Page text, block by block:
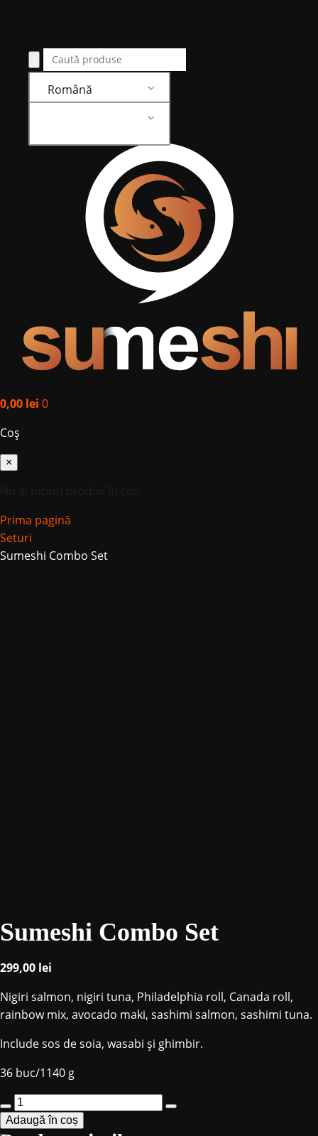
Română
0,00 lei 0
Coș
×
Prima pagină
Seturi
Sumeshi Combo Set
Sumeshi Combo Set
299,00 lei
Nigiri salmon, nigiri tuna, Philadelphia roll, Canada roll,
rainbow mix, avocado maki, sashimi salmon, sashimi tuna.
Include sos de soia, wasabi și ghimbir.
36 buc/1140 g
Cantitate
Sumeshi
Adaugă în coș